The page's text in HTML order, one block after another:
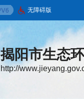
无障碍版
揭阳市生态
http://